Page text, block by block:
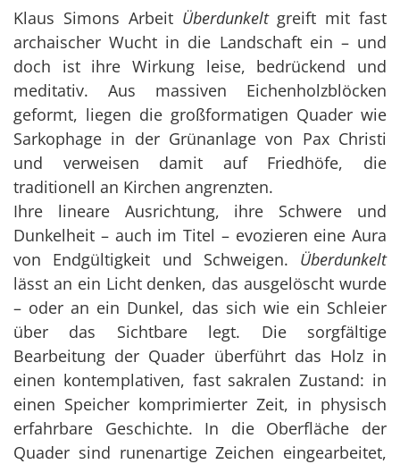
Klaus Simons Arbeit Überdunkeltgreift mit fast
archaischer Wucht in die Landschaft ein – und
doch ist ihre Wirkung leise, bedrückend und
meditativ. Aus massiven Eichenholzblöcken
geformt, liegen die großformatigen Quader wie
Sarkophage in der Grünanlage von Pax Christi
und verweisen damit auf Friedhöfe, die
traditionell an Kirchen angrenzten.
Ihre lineare Ausrichtung, ihre Schwere und
Dunkelheit – auch im Titel – evozieren eine Aura
von Endgültigkeit und Schweigen. Überdunkelt
lässt an ein Licht denken, das ausgelöscht wurde
– oder an ein Dunkel, das sich wie ein Schleier
über das Sichtbare legt. Die sorgfältige
Bearbeitung der Quader überführt das Holz in
einen kontemplativen, fast sakralen Zustand: in
einen Speicher komprimierter Zeit, in physisch
erfahrbare Geschichte. In die Oberfläche der
Quader sind runenartige Zeichen eingearbeitet,